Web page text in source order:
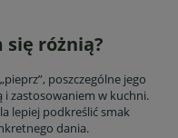
się różnią?
poszczególne jego
i zastosowaniem w kuchni.
lepiej podkreślić smak
dania.